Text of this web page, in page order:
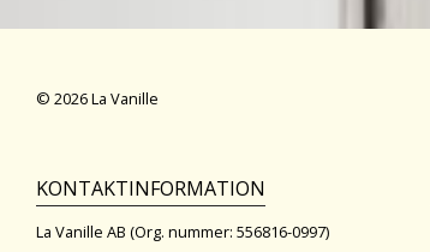
© 2026 La Vanille
KONTAKTINFORMATION
La Vanille AB (Org. nummer: 556816-0997)